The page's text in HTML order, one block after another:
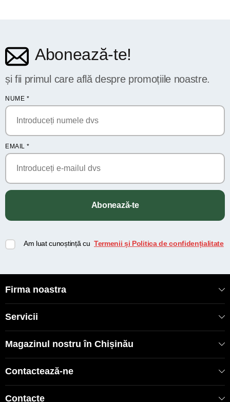
Abonează-te!
și fii primul care află despre promoțiile noastre.
NUME *
EMAIL *
Abonează-te
Am luat cunoștință cu Termenii și Politica de confidențialitate
Firma noastra
Servicii
Magazinul nostru în Chișinău
Contactează-ne
Contacte